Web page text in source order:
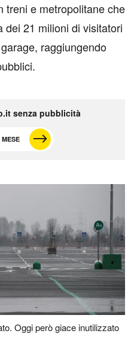
treni e metropolitane che
dei 21 milioni di visitatori
raggiungendo
senza pubblicità
Oggi però giace inutilizzato